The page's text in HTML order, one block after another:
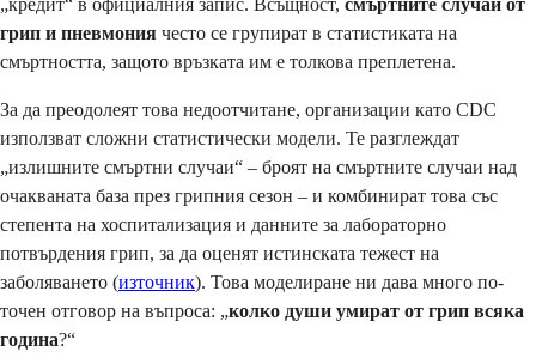
„кредит“ в официалния запис. Всъщност, смъртните случаи от
грип и пневмония често се групират в статистиката на
смъртността, защото връзката им е толкова преплетена.
За да преодолеят това недоотчитане, организации като CDC
използват сложни статистически модели. Те разглеждат
„излишните смъртни случаи“ – броят на смъртните случаи над
очакваната база през грипния сезон – и комбинират това със
степента на хоспитализация и данните за лабораторно
потвърдения грип, за да оценят истинската тежест на
заболяването (източник). Това моделиране ни дава много по-
точен отговор на въпроса: „колко души умират от грип всяка
година?“